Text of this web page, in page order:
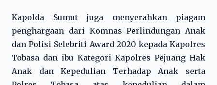
Kapolda Sumut juga menyerahkan piagam
penghargaan dari Komnas Perlindungan Anak
dan Polisi Selebriti Award 2020 kepada Kapolres
Tobasa dan ibu Kategori Kapolres Pejuang Hak
Anak dan Kepedulian Terhadap Anak serta